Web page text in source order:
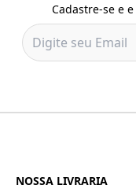
Cadastre-se e
NOSSA LIVRARIA